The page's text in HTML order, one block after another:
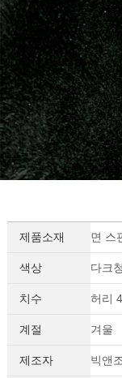
제품소재 면 스
색상 다크청
치수 허리
계절 겨울
제조자 빅앤